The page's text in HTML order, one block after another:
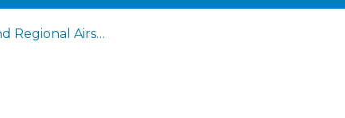
Local and Regional Airspace Management Supporting System.